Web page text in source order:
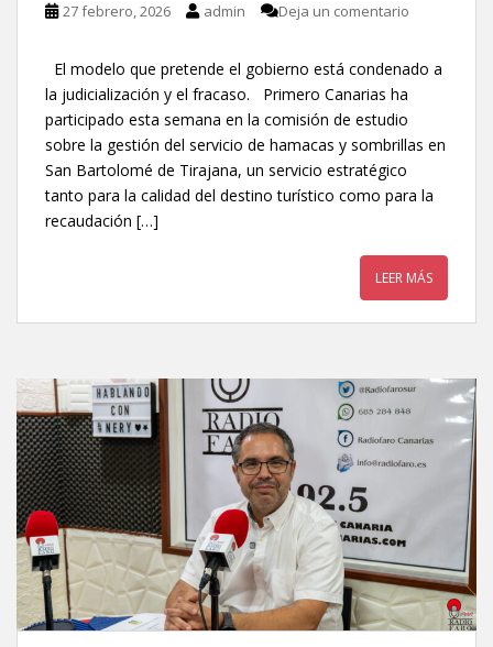
27 febrero, 2026 admin Deja un comentario
El modelo que pretende el gobierno está condenado a
la judicialización y el fracaso. Primero Canarias ha
participado esta semana en la comisión de estudio
sobre la gestión del servicio de hamacas y sombrillas en
San Bartolomé de Tirajana, un servicio estratégico
tanto para la calidad del destino turístico como para la
recaudación […]
LEER MÁS